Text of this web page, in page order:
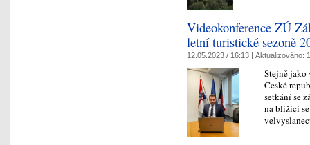
Videokonference ZÚ
letní turistické sezoně
12.05.2023 / 16:13 | Aktualizováno:
Stejně jako
České
setkání se
na blížící